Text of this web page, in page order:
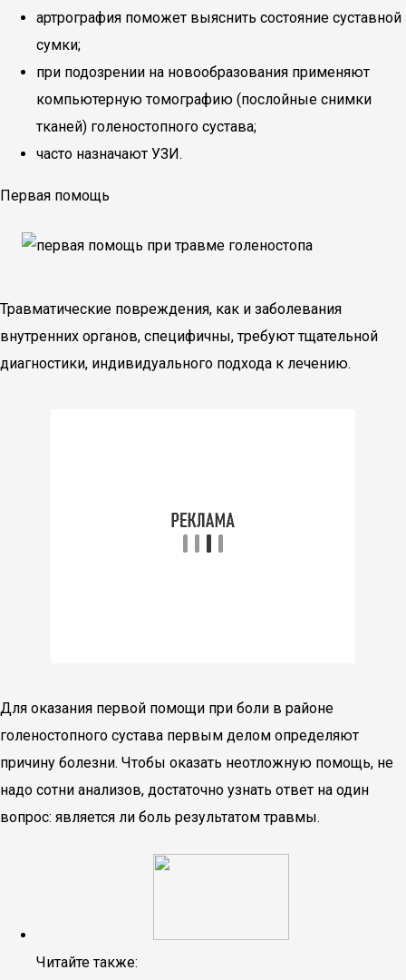
артрография поможет выяснить состояние суставной
сумки;
при подозрении на новообразования применяют
компьютерную томографию (послойные снимки
тканей) голеностопного сустава;
часто назначают УЗИ.
Первая помощь
Травматические повреждения, как и заболевания
внутренних органов, специфичны, требуют тщательной
диагностики, индивидуального подхода к лечению.
Для оказания первой помощи при боли в районе
голеностопного сустава первым делом определяют
причину болезни. Чтобы оказать неотложную помощь, не
надо сотни анализов, достаточно узнать ответ на один
вопрос: является ли боль результатом травмы.
Читайте также: